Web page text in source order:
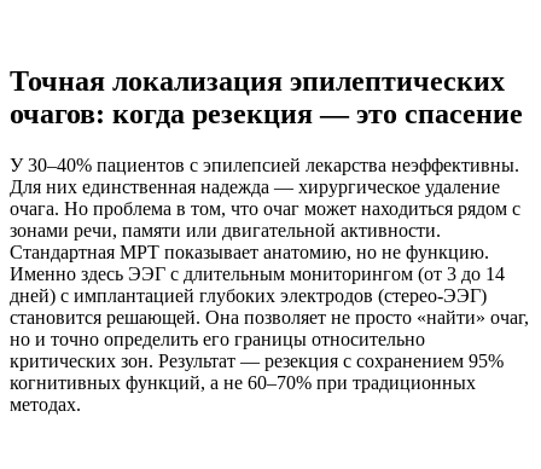
Точная локализация эпилептических
очагов: когда резекция — это спасение
У 30–40% пациентов с эпилепсией лекарства неэффективны.
Для них единственная надежда — хирургическое удаление
очага. Но проблема в том, что очаг может находиться рядом с
зонами речи, памяти или двигательной активности.
Стандартная МРТ показывает анатомию, но не функцию.
Именно здесь ЭЭГ с длительным мониторингом (от 3 до 14
дней) с имплантацией глубоких электродов (стерео-ЭЭГ)
становится решающей. Она позволяет не просто «найти» очаг,
но и точно определить его границы относительно
критических зон. Результат — резекция с сохранением 95%
когнитивных функций, а не 60–70% при традиционных
методах.